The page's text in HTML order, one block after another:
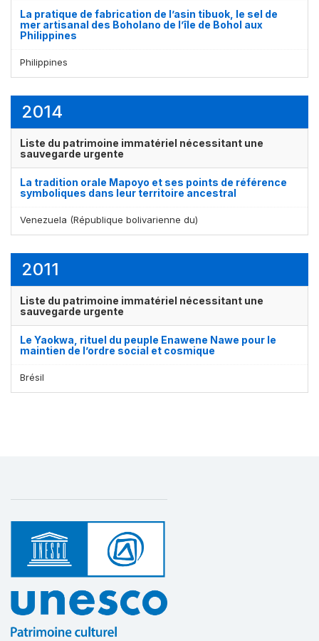
La pratique de fabrication de l’asin tibuok, le sel de
mer artisanal des Boholano de l’île de Bohol aux
Philippines
Philippines
2014
Liste du patrimoine immatériel nécessitant une
sauvegarde urgente
La tradition orale Mapoyo et ses points de référence
symboliques dans leur territoire ancestral
Venezuela (République bolivarienne du)
2011
Liste du patrimoine immatériel nécessitant une
sauvegarde urgente
Le Yaokwa, rituel du peuple Enawene Nawe pour le
maintien de l’ordre social et cosmique
Brésil